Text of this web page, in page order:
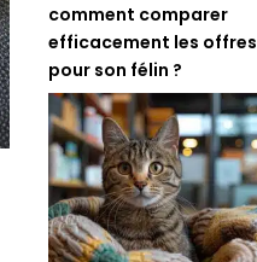
comment comparer
efficacement les offres
pour son félin ?